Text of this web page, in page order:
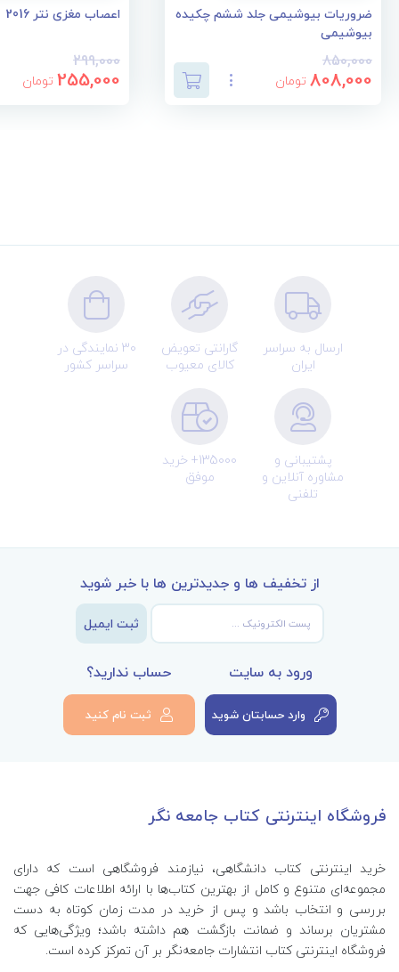
ضروریات بیوشیمی جلد ششم چکیده
بیوشیمی
850,000
808,000 تومان
اعصاب مغزی نتر 2016
299,000
255,000 تومان
ارسال به سراسر
ایران
گارانتی تعویض
کالای معیوب
30 نمایندگی در
سراسر کشور
پشتیبانی و
مشاوره آنلاین و
تلفنی
135000+ خرید
موفق
از تخفیف ها و جدیدترین ها با خبر شوید
ثبت ایمیل
ورود به سایت
وارد حسابتان شوید
حساب ندارید؟
ثبت نام کنید
فروشگاه اینترنتی کتاب جامعه نگر
خرید اینترنتی کتاب‌ دانشگاهی، نیازمند فروشگاهی است که دارای
مجموعه‌ای متنوع و کامل از بهترین کتاب‌ها با ارائه اطلاعات کافی جهت
بررسی و انتخاب باشد و پس از خرید در مدت زمان کوتاه به دست
مشتریان برساند و ضمانت بازگشت هم داشته باشد؛ ویژگی‌هایی که
فروشگاه اینترنتی کتاب انتشارات جامعه‌نگر بر آن تمرکز کرده است.